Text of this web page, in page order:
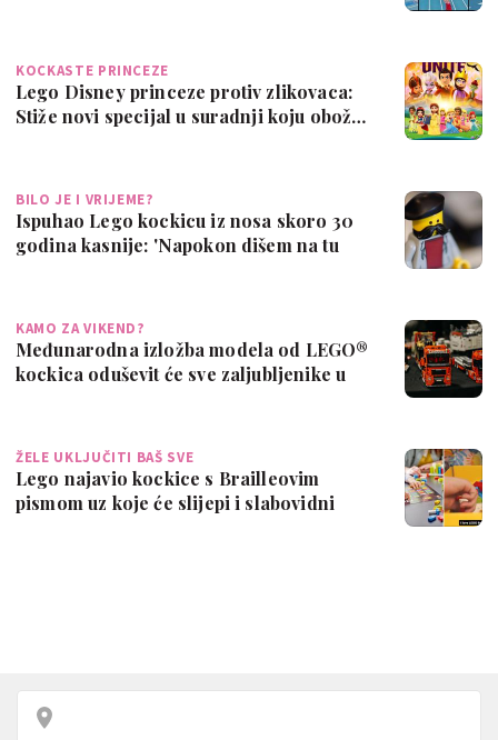
KOCKASTE PRINCEZE
Lego Disney princeze protiv zlikovaca:
Stiže novi specijal u suradnji koju obož…
BILO JE I VRIJEME?
Ispuhao Lego kockicu iz nosa skoro 30
godina kasnije: 'Napokon dišem na tu
KAMO ZA VIKEND?
Međunarodna izložba modela od LEGO®
kockica oduševit će sve zaljubljenike u
ŽELE UKLJUČITI BAŠ SVE
Lego najavio kockice s Brailleovim
pismom uz koje će slijepi i slabovidni